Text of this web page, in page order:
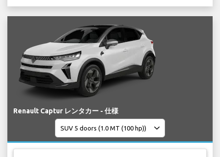
Renault Captur レンタカー - 仕様